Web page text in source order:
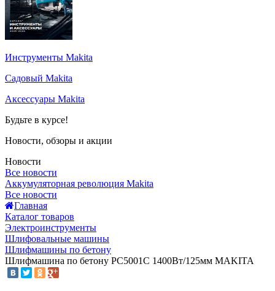
Инструменты Makita
Садовый Makita
Аксессуары Makita
Будьте в курсе!
Новости, обзоры и акции
Новости
Все новости
Аккумуляторная революция Makita
Все новости
Главная
Каталог товаров
Электроинструменты
Шлифовальные машины
Шлифмашины по бетону
Шлифмашина по бетону PC5001C 1400Вт/125мм MAKITA